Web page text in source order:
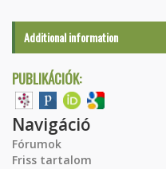
Additional information
PUBLIKÁCIÓK:
Navigáció
Fórumok
Friss tartalom